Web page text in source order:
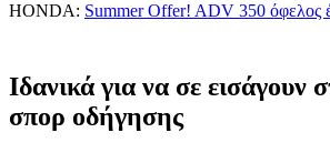
HONDA: Summer Offer! ADV 350 όφελος
Ιδανικά για να σε εισάγουν
σπορ οδήγησης